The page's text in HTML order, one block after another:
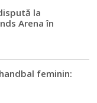
la
Arena în
feminin: